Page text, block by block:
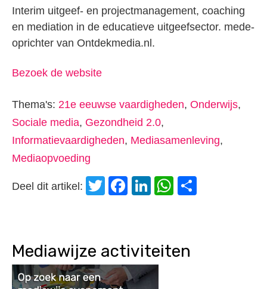
Interim uitgeef- en projectmanagement, coaching
en mediation in de educatieve uitgeefsector. mede-
oprichter van Ontdekmedia.nl.
Bezoek de website
Thema's: 21e eeuwse vaardigheden, Onderwijs,
Sociale media, Gezondheid 2.0,
Informatievaardigheden, Mediasamenleving,
Mediaopvoeding
Deel dit artikel: Twitter
Facebook
LinkedIn
WhatsApp
Mediawijze activiteiten